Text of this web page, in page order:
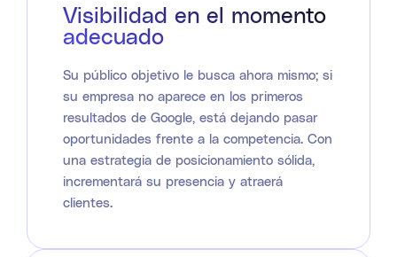
Visibilidad en el momento
adecuado
Su público objetivo le busca ahora mismo; si
su empresa no aparece en los primeros
resultados de Google, está dejando pasar
oportunidades frente a la competencia. Con
una estrategia de posicionamiento sólida,
incrementará su presencia y atraerá
clientes.